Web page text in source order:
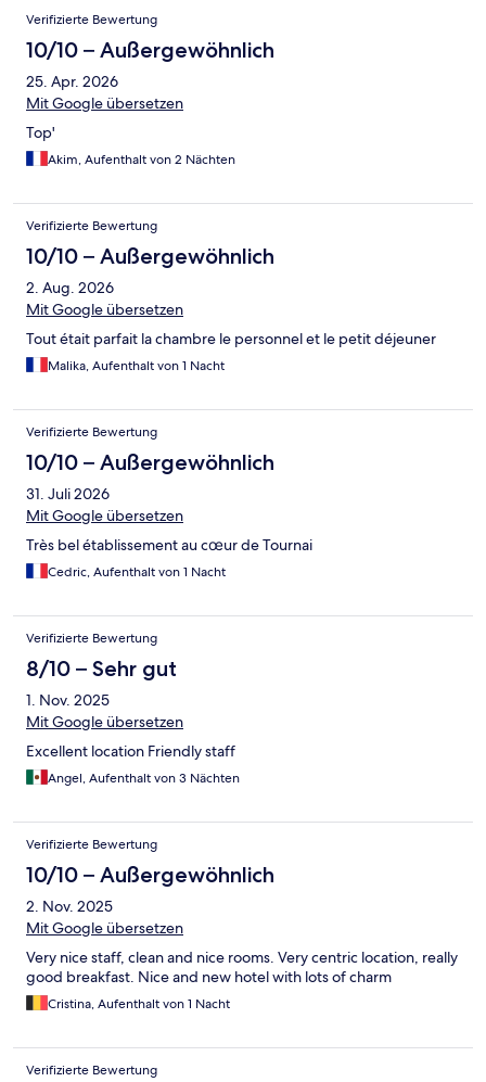
Verifizierte Bewertung
10/10 – Außergewöhnlich
25. Apr. 2026
Mit Google übersetzen
Top'
Akim, Aufenthalt von 2 Nächten
Verifizierte Bewertung
10/10 – Außergewöhnlich
2. Aug. 2026
Mit Google übersetzen
Tout était parfait la chambre le personnel et le petit déjeuner
Malika, Aufenthalt von 1 Nacht
Verifizierte Bewertung
10/10 – Außergewöhnlich
31. Juli 2026
Mit Google übersetzen
Très bel établissement au cœur de Tournai
Cedric, Aufenthalt von 1 Nacht
Verifizierte Bewertung
8/10 – Sehr gut
1. Nov. 2025
Mit Google übersetzen
Excellent location Friendly staff
Angel, Aufenthalt von 3 Nächten
Verifizierte Bewertung
10/10 – Außergewöhnlich
2. Nov. 2025
Mit Google übersetzen
Very nice staff, clean and nice rooms. Very centric location, really
good breakfast. Nice and new hotel with lots of charm
Cristina, Aufenthalt von 1 Nacht
Verifizierte Bewertung